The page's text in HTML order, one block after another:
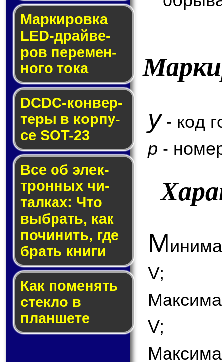
Маркировка
LED-драй­ве­
ров пе­ре­мен­
но­го то­ка
DCDC-кон­вер­
те­ры в кор­пу­
се SOT-23
Все об элек­
трон­ных чи­
тал­ках: Что
выб­рать, как
по­чи­нить, где
брать кни­ги
Как по­ме­нять
стек­ло в
планшете
y- код
p -
М
V;
V;